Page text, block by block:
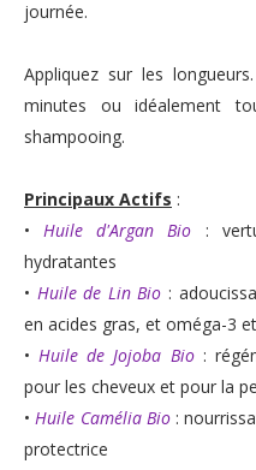
journée.
Appliquez sur les
minutes ou idéalement
shampooing.
Principaux Actifs :
•Huile d'Argan Bio :
hydratantes
• Huile de Lin Bio :
en acides gras, et oméga-3
•Huile de Jojoba Bio:
pour les cheveux et pour la
•Huile Camélia Bio:
protectrice